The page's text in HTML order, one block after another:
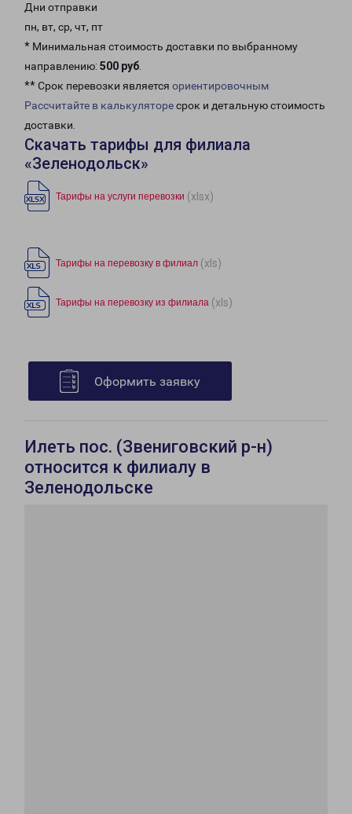
Дни отправки
пн, вт, ср, чт, пт
* Минимальная стоимость доставки по выбранному
направлению: 500 руб.
** Срок перевозки является ориентировочным
Рассчитайте в калькуляторесрок и детальную стоимость
доставки.
Скачать тарифы для филиала
«Зеленодольск»
Тарифы на услуги перевозки (xlsx)
Тарифы на перевозку в филиал (xls)
Тарифы на перевозку из филиала (xls)
Оформить заявку
Илеть пос. (Звениговский р-н)
относится к филиалу в
Зеленодольске